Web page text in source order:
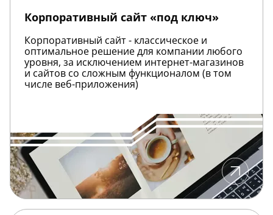
Корпоративный сайт «под ключ»
Корпоративный сайт - классическое и
оптимальное решение для компании любого
уровня, за исключением интернет-магазинов
и сайтов со сложным функционалом (в том
числе веб-приложения)